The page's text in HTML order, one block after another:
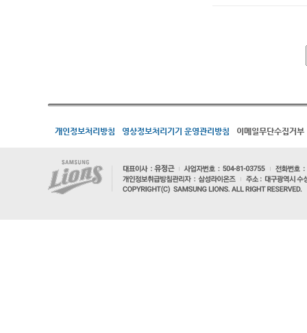
개인정보처리방침 영상정보처리기기 운영관리방침 이메일무단수집거부